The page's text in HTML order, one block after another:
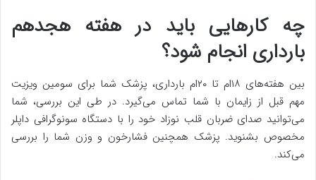
چه کارهایی باید در هفته هجدهم
بارداری انجام شود؟
بین هفته‌های ۱۸ام تا ۲۰ام بارداری، پزشک شما برای سومین ویزیت
مهم قبل از زایمان با شما تماس می‌گیرد. در طی این بررسی، شما
می‌توانید صدای ضربان قلب نوزاد خود را با دستگاه سونوگرافی داپلر
مخصوص بشنوید. پزشک همچنین فشارخون و وزن شما را بررسی
می‌کند.